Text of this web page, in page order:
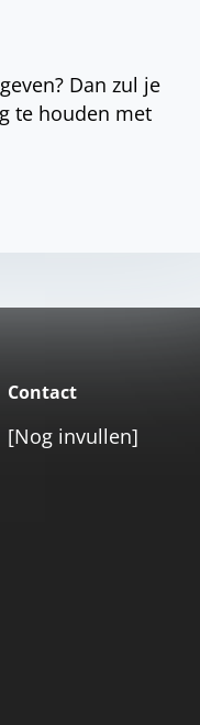
Dan zul je
te houden met
Contact
[Nog invullen]